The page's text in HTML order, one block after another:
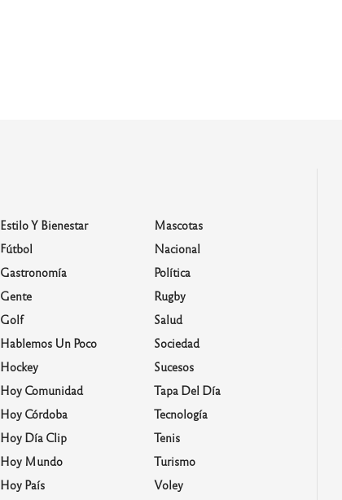
Estilo Y Bienestar
Fútbol
Gastronomía
Gente
Golf
Hablemos Un Poco
Hockey
Hoy Comunidad
Hoy Córdoba
Hoy Día Clip
Hoy Mundo
Hoy País
Mascotas
Nacional
Política
Rugby
Salud
Sociedad
Sucesos
Tapa Del Día
Tecnología
Tenis
Turismo
Voley